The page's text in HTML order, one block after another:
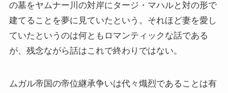
の墓をヤムナー川の対岸にタージ・マハルと対の形で
建てることを夢に見ていたという。それほど妻を愛し
ていたというのは何ともロマンティックな話である
が、残念ながら話はこれで終わりではない。
ムガル帝国の帝位継承争いは代々熾烈であることは有